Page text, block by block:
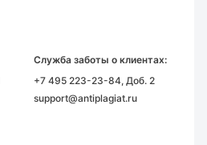
Служба заботы о клиентах:
+7 495 223-23-84, Доб. 2
support@antiplagiat.ru